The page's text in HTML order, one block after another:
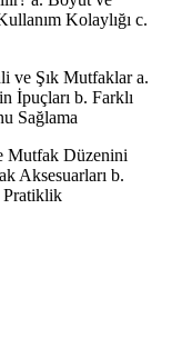
Kolaylığı c.
ve Şık Mutfaklar a.
İpuçları b. Farklı
Sağlama
Mutfak Düzenini
Aksesuarları b.
Pratiklik